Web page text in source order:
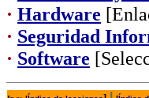
· Hardware
· Seguridad
· Software